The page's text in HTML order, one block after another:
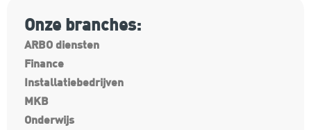
Onze branches:
ARBO diensten
Finance
Installatiebedrijven
MKB
Onderwijs